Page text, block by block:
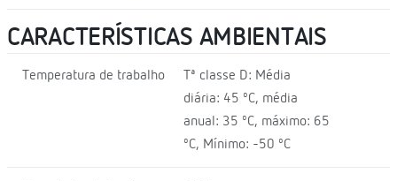
CARACTERÍSTICAS AMBIENTAIS
Temperatura de trabalho
Tª classe D: Média
diária: 45 ºC, média
anual: 35 ºC, máximo: 65
ºC, Mínimo: -50 ºC